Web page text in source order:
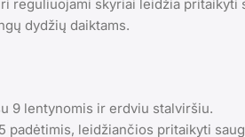
reguliuojami skyriai leidžia pritaikyti
dydžių daiktams.
9 lentynomis ir erdviu stalviršiu.
padėtimis, leidžiančios pritaikyti